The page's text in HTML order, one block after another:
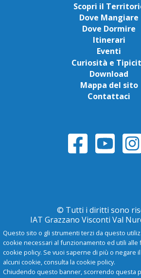
Scopri il
Dove Mangiare
Dove Dormire
Itinerari
Eventi
Curiosità e
Download
Mappa del sito
Contattaci
© Tutti i diritti sono
IAT Grazzano Visconti Val
Privacy
Questo sito o gli strumenti terzi da questo
cookie necessari al funzionamento ed utili alle
cookie policy. Se vuoi saperne di più o negare
alcuni cookie, consulta la cookie policy.
Chiudendo questo banner, scorrendo questa